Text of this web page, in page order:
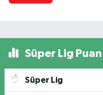
Süper Lig
Süper Lig